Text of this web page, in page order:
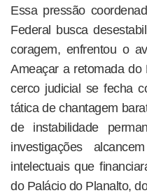
Essa pressão
Federal busca
coragem, enfrentou o
Ameaçar a retomada
cerco judicial se fecha
tática de chantagem
de instabilidade
investigações
intelectuais que
do Palácio do Planalto,